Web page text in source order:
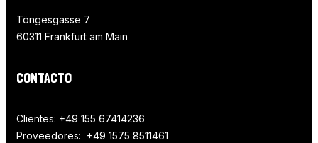
Töngesgasse 7
60311 Frankfurt am Main
CONTACTO
Clientes: +49 155 67414236
Proveedores: +49 1575 8511461